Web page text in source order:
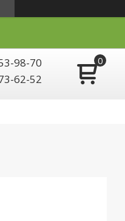
98-70
62-52